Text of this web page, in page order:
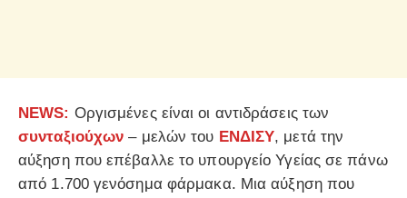
NEWS: Οργισμένες είναι οι αντιδράσεις των
συνταξιούχων – μελών του ΕΝΔΙΣΥ, μετά την
αύξηση που επέβαλλε το υπουργείο Υγείας σε πάνω
από 1.700 γενόσημα φάρμακα. Μια αύξηση που